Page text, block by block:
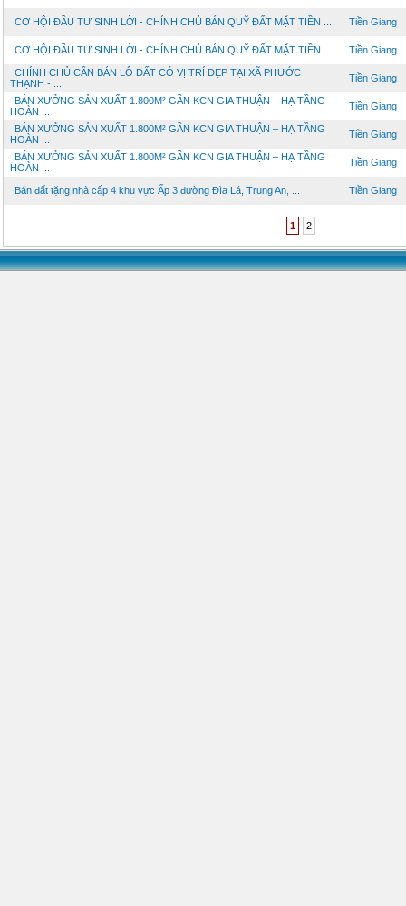
CƠ HỘI ĐẦU TƯ SINH LỜI - CHÍNH CHỦ BÁN QUỸ ĐẤT MẶT TIỀN ... Tiền Giang
CƠ HỘI ĐẦU TƯ SINH LỜI - CHÍNH CHỦ BÁN QUỸ ĐẤT MẶT TIỀN ... Tiền Giang
CHÍNH CHỦ CẦN BÁN LÔ ĐẤT CÓ VỊ TRÍ ĐẸP TẠI XÃ PHƯỚC
THẠNH - ...
Tiền Giang
BÁN XƯỞNG SẢN XUẤT 1.800M² GẦN KCN GIA THUẬN – HẠ TẦNG
HOÀN ...
Tiền Giang
BÁN XƯỞNG SẢN XUẤT 1.800M² GẦN KCN GIA THUẬN – HẠ TẦNG
HOÀN ...
Tiền Giang
BÁN XƯỞNG SẢN XUẤT 1.800M² GẦN KCN GIA THUẬN – HẠ TẦNG
HOÀN ...
Tiền Giang
Bán đất tặng nhà cấp 4 khu vực Ấp 3 đường Đìa Lá, Trung An, ... Tiền Giang
1 2